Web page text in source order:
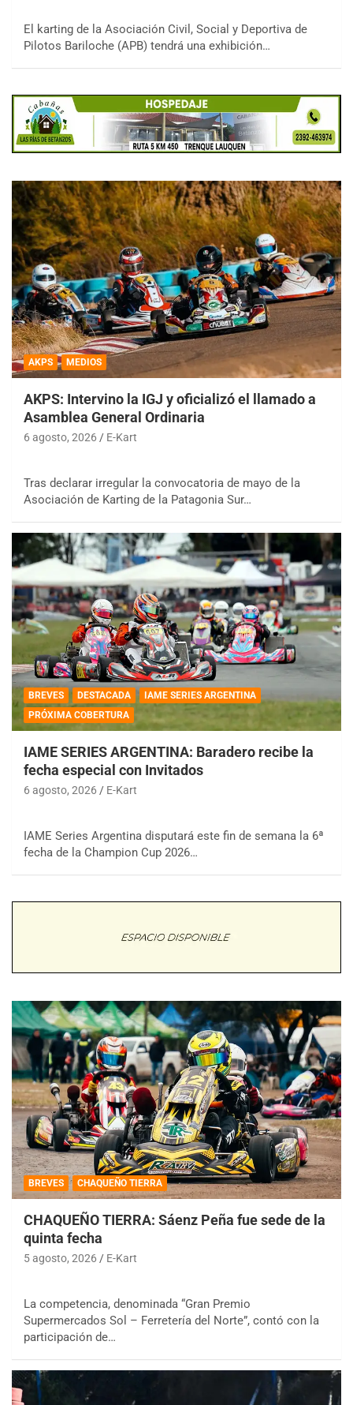
El karting de la Asociación Civil, Social y Deportiva de
Pilotos Bariloche (APB) tendrá una exhibición…
AKPS MEDIOS
AKPS: Intervino la IGJ y oficializó el llamado a
Asamblea General Ordinaria
6 agosto, 2026 E-Kart
Tras declarar irregular la convocatoria de mayo de la
Asociación de Karting de la Patagonia Sur…
BREVES DESTACADA
IAME SERIES ARGENTINA
PRÓXIMA COBERTURA
IAME SERIES ARGENTINA: Baradero recibe la
fecha especial con Invitados
6 agosto, 2026 E-Kart
IAME Series Argentina disputará este fin de semana la 6ª
fecha de la Champion Cup 2026…
BREVES CHAQUEÑO TIERRA
CHAQUEÑO TIERRA: Sáenz Peña fue sede de la
quinta fecha
5 agosto, 2026 E-Kart
La competencia, denominada “Gran Premio
Supermercados Sol – Ferretería del Norte”, contó con la
participación de…